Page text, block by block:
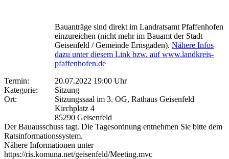
Bauanträge sind direkt im Landratsamt Pfaffenhofen
einzureichen (nicht mehr im Bauamt der Stadt
Geisenfeld / Gemeinde Ernsgaden). Nähere Infos
dazu unter diesem Link bzw. auf www.landkreis-
pfaffenhofen.de
Termin:
20.07.2022 19:00 Uhr
Kategorie:
Sitzung
Ort:
Sitzungssaal im 3. OG, Rathaus Geisenfeld
Kirchplatz 4
85290 Geisenfeld
Der Bauausschuss tagt. Die Tagesordnung entnehmen Sie bitte dem
Ratsinformationssystem.
Nähere Informationen unter
https://ris.komuna.net/geisenfeld/Meeting.mvc